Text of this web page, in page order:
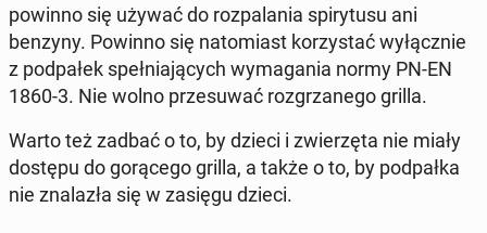
powinno się używać do roz­pa­la­nia spi­ry­tu­su ani
benzyny. Powinno się na­to­miast ko­rzy­stać wy­łącz­nie
z pod­pa­łek speł­nia­ją­cych wy­ma­ga­nia normy PN-EN
1860-3. Nie wolno prze­su­wać roz­grza­ne­go grilla.
Warto też zadbać o to, by dzieci i zwie­rzę­ta nie miały
dostępu do go­rą­ce­go grilla, a także o to, by pod­pał­ka
nie zna­la­zła się w zasięgu dzieci.